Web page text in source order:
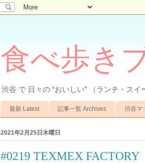
食べ歩き
渋谷 で 日々の “おいしい” （ランチ・ス
最新 Latest 記事一覧 Archives 渋谷マ
2021年2月25日木曜日
#0219 TEXMEX